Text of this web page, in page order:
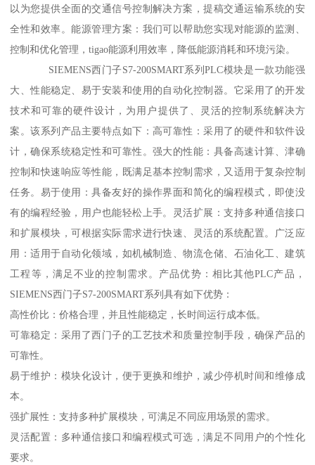
以为您提供全面的交通信号控制解决方案，提稿交通运输系统的安
全性和效率。能源管理方案：我们可以帮助您实现对能源的监测、
控制和优化管理，tigao能源利用效率，降低能源消耗和环境污染。
SIEMENS西门子S7-200SMART系列PLC模块是一款功能强
大、性能稳定、易于安装和使用的自动化控制器。它采用了的开发
技术和可靠的硬件设计，为用户提供了、灵活的控制系统解决方
案。该系列产品主要特点如下：高可靠性：采用了的硬件和软件设
计，确保系统稳定性和可靠性。强大的性能：具备高速计算、津确
控制和快速响应等性能，既满足基本控制需求，又适用于复杂控制
任务。易于使用：具备友好的操作界面和简化的编程模式，即使没
有的编程经验，用户也能轻松上手。灵活扩展：支持多种通信接口
和扩展模块，可根据实际需求进行快速、灵活的系统配置。广泛应
用：适用于自动化领域，如机械制造、物流仓储、石油化工、建筑
工程等，满足不业的控制需求。产品优势：相比其他PLC产品，
SIEMENS西门子S7-200SMART系列具有如下优势：
高性价比：价格合理，并且性能稳定，长时间运行成本低。
可靠稳定：采用了西门子的工艺技术和质量控制手段，确保产品的
可靠性。
易于维护：模块化设计，便于更换和维护，减少停机时间和维修成
本。
强扩展性：支持多种扩展模块，可满足不同应用场景的需求。
灵活配置：多种通信接口和编程模式可选，满足不同用户的个性化
要求。